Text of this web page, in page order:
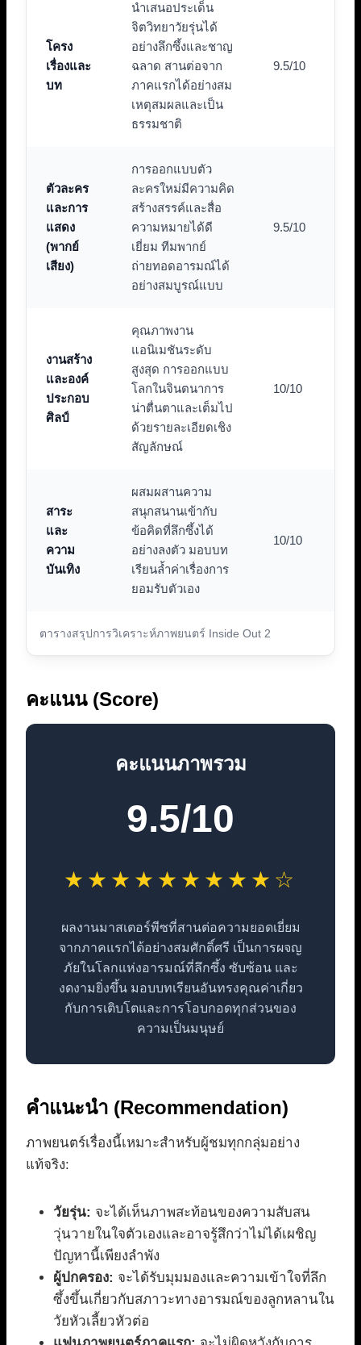
ตารางสรุปการวิเคราะห์ภาพยนตร์ Inside Out 2
โครง
เรื่องและ
บท
นำเสนอประเด็น
จิตวิทยาวัยรุ่นได้
อย่างลึกซึ้งและชาญ
ฉลาด สานต่อจาก
ภาคแรกได้อย่างสม
เหตุสมผลและเป็น
ธรรมชาติ
9.5/10
ตัวละคร
และการ
แสดง
(พากย์
เสียง)
การออกแบบตัว
ละครใหม่มีความคิด
สร้างสรรค์และสื่อ
ความหมายได้ดี
เยี่ยม ทีมพากย์
ถ่ายทอดอารมณ์ได้
อย่างสมบูรณ์แบบ
9.5/10
งานสร้าง
และองค์
ประกอบ
ศิลป์
คุณภาพงาน
แอนิเมชันระดับ
สูงสุด การออกแบบ
โลกในจินตนาการ
น่าตื่นตาและเต็มไป
ด้วยรายละเอียดเชิง
สัญลักษณ์
10/10
สาระ
และ
ความ
บันเทิง
ผสมผสานความ
สนุกสนานเข้ากับ
ข้อคิดที่ลึกซึ้งได้
อย่างลงตัว มอบบท
เรียนล้ำค่าเรื่องการ
ยอมรับตัวเอง
10/10
คะแนน (Score)
คะแนนภาพรวม
9.5/10
★★★★★★★★★☆
ผลงานมาสเตอร์พีซที่สานต่อความยอดเยี่ยม
จากภาคแรกได้อย่างสมศักดิ์ศรี เป็นการผจญ
ภัยในโลกแห่งอารมณ์ที่ลึกซึ้ง ซับซ้อน และ
งดงามยิ่งขึ้น มอบบทเรียนอันทรงคุณค่าเกี่ยว
กับการเติบโตและการโอบกอดทุกส่วนของ
ความเป็นมนุษย์
คำแนะนำ (Recommendation)
ภาพยนตร์เรื่องนี้เหมาะสำหรับผู้ชมทุกกลุ่มอย่าง
แท้จริง:
วัยรุ่น: จะได้เห็นภาพสะท้อนของความสับสน
วุ่นวายในใจตัวเองและอาจรู้สึกว่าไม่ได้เผชิญ
ปัญหานี้เพียงลำพัง
ผู้ปกครอง: จะได้รับมุมมองและความเข้าใจที่ลึก
ซึ้งขึ้นเกี่ยวกับสภาวะทางอารมณ์ของลูกหลานใน
วัยหัวเลี้ยวหัวต่อ